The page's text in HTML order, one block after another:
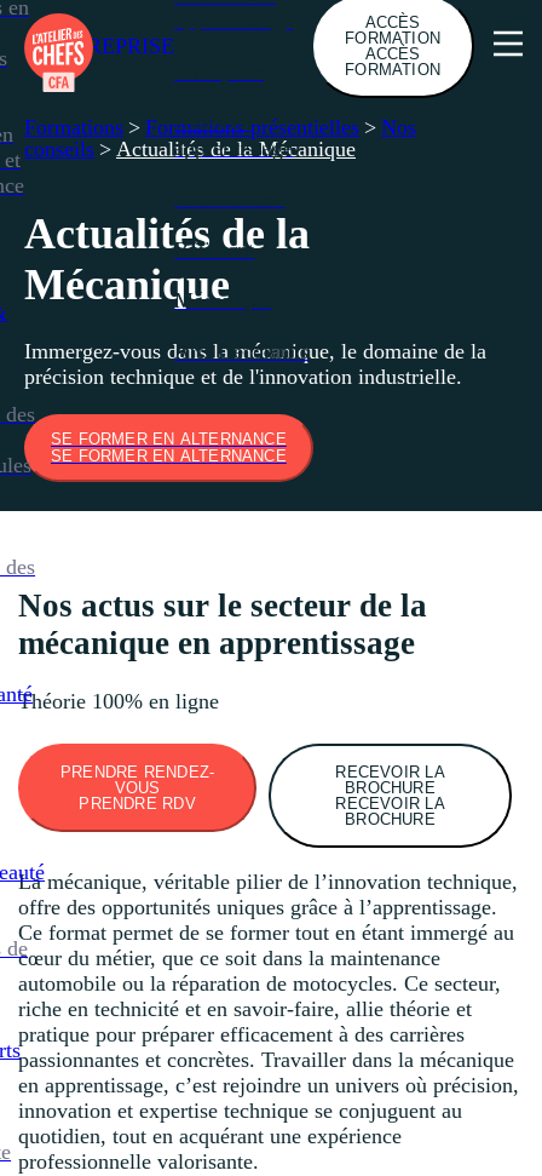
en
de
ENTREPRISE
Aides en
apprentissage
Bâtiment
Mécanique
Arts Décoratifs
ACCÈS
FORMATION
ACCÈS
FORMATION
Formations > Formations présentielles > Nos
conseils > Actualités de la Mécanique
Actualités de la
Mécanique
Immergez-vous dans la mécanique, le domaine de la
précision technique et de l'innovation industrielle.
SE FORMER EN ALTERNANCE
SE FORMER EN ALTERNANCE
Nos actus sur le secteur de la
mécanique en apprentissage
Théorie 100% en ligne
PRENDRE RENDEZ-
VOUS
PRENDRE RDV
RECEVOIR LA
BROCHURE
RECEVOIR LA
BROCHURE
La mécanique, véritable pilier de l’innovation technique,
offre des opportunités uniques grâce à l’apprentissage.
Ce format permet de se former tout en étant immergé au
cœur du métier, que ce soit dans la maintenance
automobile ou la réparation de motocycles. Ce secteur,
riche en technicité et en savoir-faire, allie théorie et
pratique pour préparer efficacement à des carrières
passionnantes et concrètes. Travailler dans la mécanique
en apprentissage, c’est rejoindre un univers où précision,
innovation et expertise technique se conjuguent au
quotidien, tout en acquérant une expérience
professionnelle valorisante.